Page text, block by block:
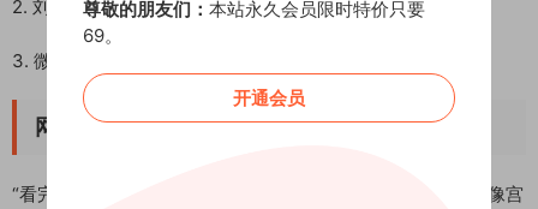
2. 刘二萌岛遇特别篇《浪花与贝壳》
3. 微密圈独家《她的夏日胶片日记》
网友留言
“看完这期岛遇系列立刻设置了手机壁纸！第二张逆光剪影就像宫
尊敬的朋友们： 本站永久会员限时特价只要
69。
开通会员